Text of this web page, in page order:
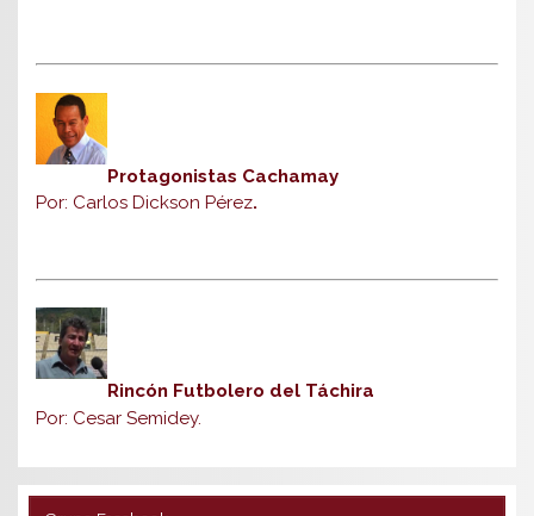
Protagonistas Cachamay
Por: Carlos Dickson Pérez.
Rincón Futbolero del Táchira
Por: Cesar Semidey.